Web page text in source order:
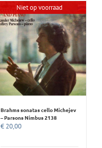
Niet op voorraad
Brahms sonatas cello Michejev
– Parsons Nimbus 2138
€ 20,00